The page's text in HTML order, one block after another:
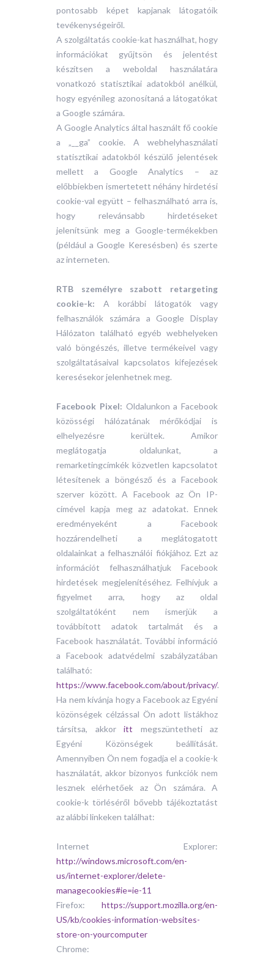
pontosabb képet kapjanak látogatóik
tevékenységeiről.
A szolgáltatás cookie-kat használhat, hogy
információkat gyűjtsön és jelentést
készítsen a weboldal használatára
vonatkozó statisztikai adatokból anélkül,
hogy egyénileg azonosítaná a látogatókat
a Google számára.
A Google Analytics által használt fő cookie
a „__ga” cookie. A webhelyhasználati
statisztikai adatokból készülő jelentések
mellett a Google Analytics – az
előbbiekben ismertetett néhány hirdetési
cookie-val együtt – felhasználható arra is,
hogy relevánsabb hirdetéseket
jelenítsünk meg a Google-termékekben
(például a Google Keresésben) és szerte
az interneten.
RTB személyre szabott retargeting
cookie-k: A korábbi látogatók vagy
felhasználók számára a Google Display
Hálózaton található egyéb webhelyeken
való böngészés, illetve termékeivel vagy
szolgáltatásaival kapcsolatos kifejezések
keresésekor jelenhetnek meg.
Facebook Pixel: Oldalunkon a Facebook
közösségi hálózatának mérőkódjai is
elhelyezésre kerültek. Amikor
meglátogatja oldalunkat, a
remarketingcímkék közvetlen kapcsolatot
létesítenek a böngésző és a Facebook
szerver között. A Facebook az Ön IP-
címével kapja meg az adatokat. Ennek
eredményeként a Facebook
hozzárendelheti a meglátogatott
oldalainkat a felhasználói fiókjához. Ezt az
információt felhasználhatjuk Facebook
hirdetések megjelenítéséhez. Felhívjuk a
figyelmet arra, hogy az oldal
szolgáltatóként nem ismerjük a
továbbított adatok tartalmát és a
Facebook használatát. További információ
a Facebook adatvédelmi szabályzatában
található:
https://www.facebook.com/about/privacy/.
Ha nem kívánja hogy a Facebook az Egyéni
közönségek célzással Ön adott listákhoz
társítsa, akkor itt megszüntetheti az
Egyéni Közönségek beállítását.
Amennyiben Ön nem fogadja el a cookie-k
használatát, akkor bizonyos funkciók nem
lesznek elérhetőek az Ön számára. A
cookie-k törléséről bővebb tájékoztatást
az alábbi linkeken találhat:
Internet Explorer:
http://windows.microsoft.com/en-
us/internet-explorer/delete-
managecookies#ie=ie-11
Firefox: https://support.mozilla.org/en-
US/kb/cookies-information-websites-
store-on-yourcomputer
Chrome: